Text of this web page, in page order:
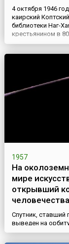
4 октября 1946
каирский
библиотеки Наг-
крестьянином в
мотыгой, феллах
форматом 25x15
1957
На
мире
открывший
человечества
Спутник,
выведен на
5-го научно-